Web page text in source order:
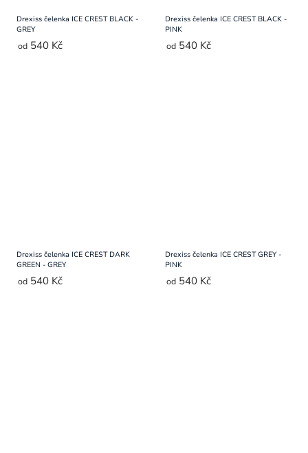
Drexiss čelenka ICE CREST BLACK -
GREY
od 540 Kč
Drexiss čelenka ICE CREST BLACK -
PINK
od 540 Kč
Drexiss čelenka ICE CREST DARK
GREEN - GREY
od 540 Kč
Drexiss čelenka ICE CREST GREY -
PINK
od 540 Kč